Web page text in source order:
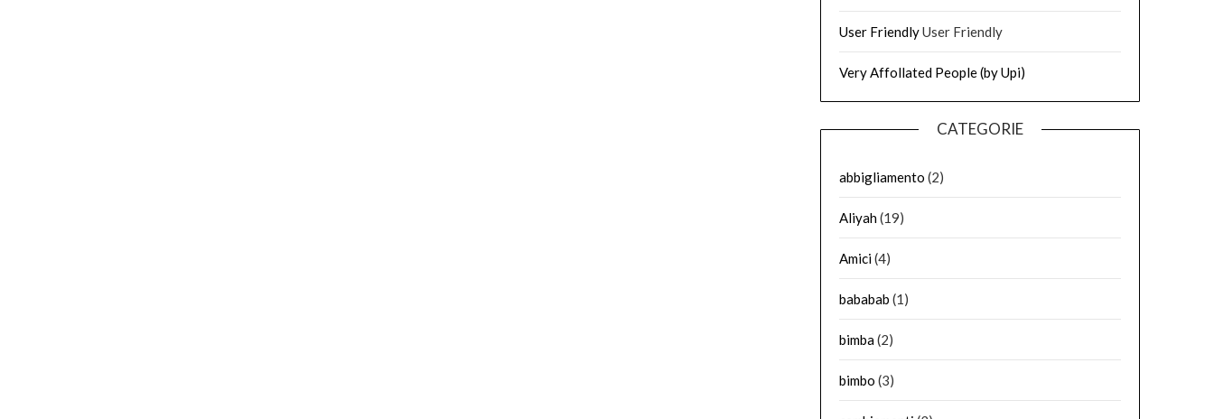
User FriendlyUser Friendly
Very Affollated People (by Upi)
CATEGORIE
abbigliamento (2)
Aliyah(19)
Amici(4)
bababab (1)
bimba(2)
bimbo (3)